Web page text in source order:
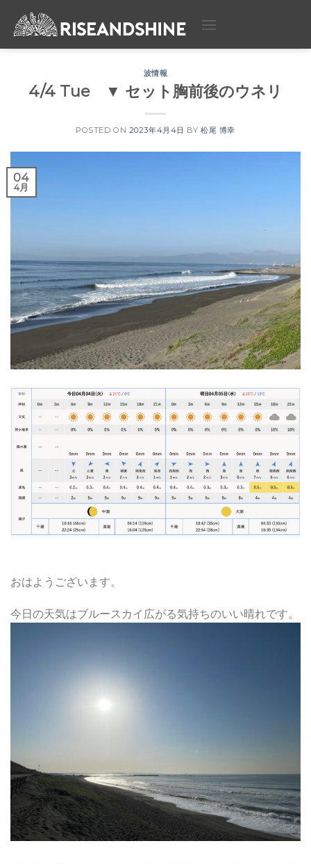
波情報
4/4 Tue ▼ セット胸前後のウネリ
POSTED ON 2023年4月4日 BY松尾 博幸
04
4月
おはようございます。
今日の天気はブルースカイ広がる気持ちのいい晴れです。